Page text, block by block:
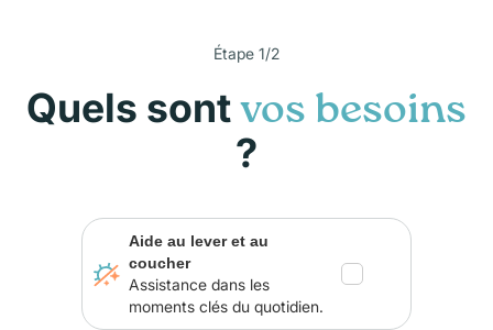
Étape 1/2
Quels sont vos besoins
?
Aide au lever et au
coucher
Assistance dans les
moments clés du quotidien.